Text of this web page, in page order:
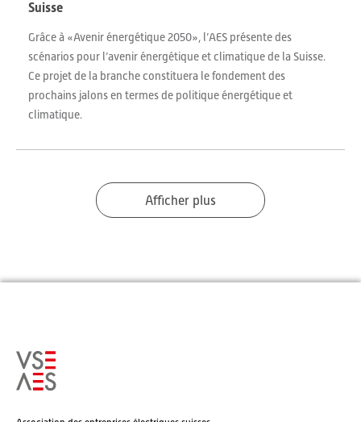
Suisse
Grâce à «Avenir énergétique 2050», l’AES présente des
scénarios pour l’avenir énergétique et climatique de la Suisse.
Ce projet de la branche constituera le fondement des
prochains jalons en termes de politique énergétique et
climatique.
Afficher plus